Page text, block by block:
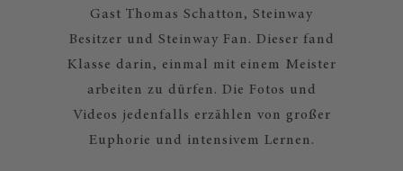
Gast Thomas Schatton, Steinway
Besitzer und Steinway Fan. Dieser fand
Klasse darin, einmal mit einem Meister
arbeiten zu dürfen. Die Fotos und
Videos jedenfalls erzählen von großer
Euphorie und intensivem Lernen.